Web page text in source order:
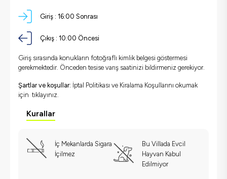
Giriş : 16:00 Sonrası
Çıkış : 10:00 Öncesi
Giriş sırasında konukların fotoğraflı kimlik belgesi göstermesi
gerekmektedir. Önceden tesise varış saatinizi bildirmeniz gerekiyor.
Şartlar ve koşullar: İptal Politikası ve Kiralama Koşullarını okumak
için tıklayınız.
Kurallar
İç Mekanlarda Sigara
İçilmez
Bu Villada Evcil
Hayvan Kabul
Edilmiyor